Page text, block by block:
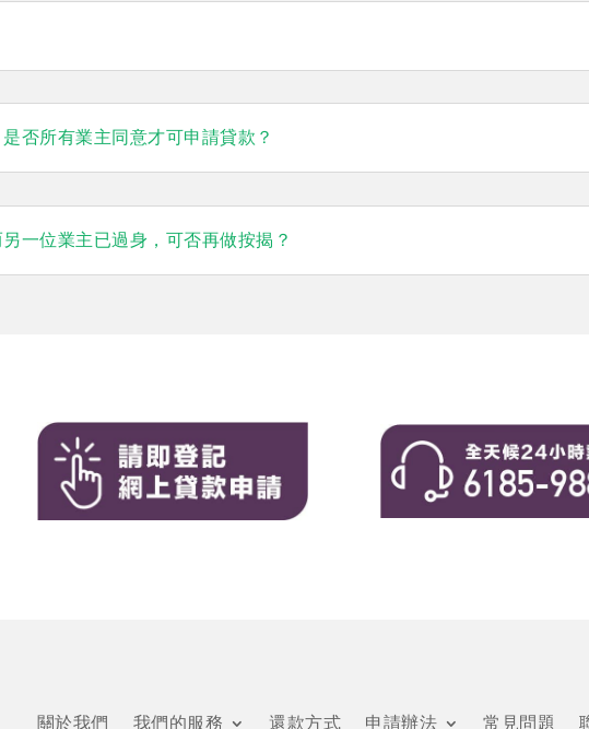
否所有業主同意才可申請貸款？
一位業主已過身，可否再做按揭？
關於我們 我們的服務 還款方式 申請辦法 常見問題